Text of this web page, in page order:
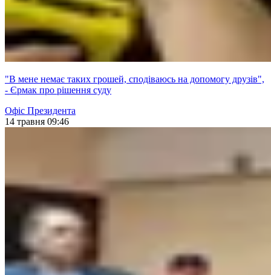
"В мене немає таких грошей, сподіваюсь на допомогу друзів",
- Єрмак про рішення суду
Офіс Президента
14 травня 09:46